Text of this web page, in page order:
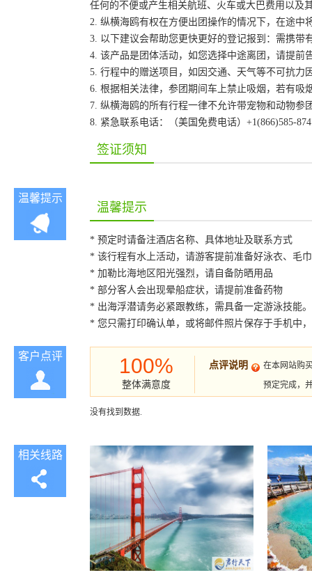
任何的不便或产生相关航班、火车或大巴费用以及
2. 纵横海鸥有权在方便出团操作的情况下，在途
3. 以下建议会帮助您更快更好的登记报到：需携
4. 该产品是团体活动，如您选择中途离团，请提
5. 行程中的赠送项目，如因交通、天气等不可抗
6. 根据相关法律，参团期间车上禁止吸烟，若有吸
7. 纵横海鸥的所有行程一律不允许带宠物和动物参
8. 紧急联系电话：（美国免费电话）+1(866)585-
签证须知
温馨提示
温馨提示
* 预定时请备注酒店名称、具体地址及联系方式
* 该行程有水上活动，请游客提前准备好泳衣、毛
* 加勒比海地区阳光强烈，请自备防晒用品
* 部分客人会出现晕船症状，请提前准备药物
* 出海浮潜请务必紧跟教练，需具备一定游泳技能。
* 您只需打印确认单，或将邮件照片保存于手机中
客户点评 100%
整体满意度
点评说明
在本网站购
预定完成，
没有找到数据.
相关线路